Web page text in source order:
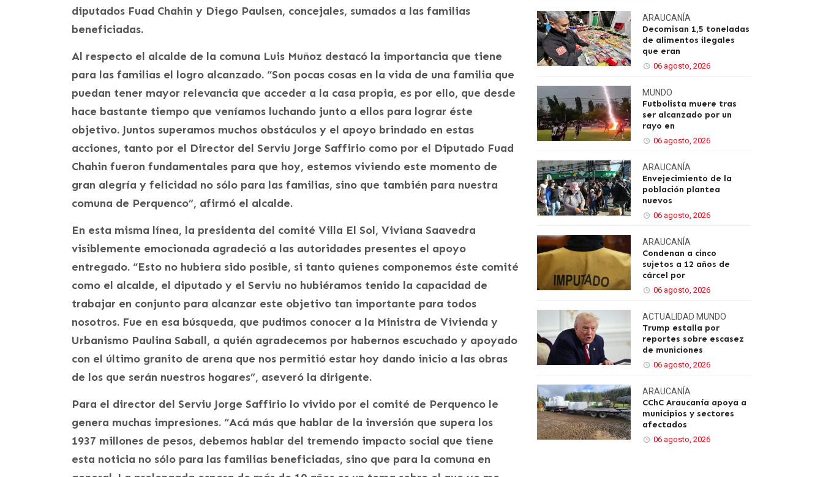
diputados Fuad Chahin y Diego Paulsen, concejales, sumados a las familias
beneficiadas.
Al respecto el alcalde de la comuna Luis Muñoz destacó la importancia que tiene
para las familias el logro alcanzado. “Son pocas cosas en la vida de una familia que
puedan tener mayor relevancia que acceder a la casa propia, es por ello, que desde
hace bastante tiempo que veníamos luchando junto a ellos para lograr éste
objetivo. Juntos superamos muchos obstáculos y el apoyo brindado en estas
acciones, tanto por el Director del Serviu Jorge Saffirio como por el Diputado Fuad
Chahin fueron fundamentales para que hoy, estemos viviendo este momento de
gran alegría y felicidad no sólo para las familias, sino que también para nuestra
comuna de Perquenco”, afirmó el alcalde.
En esta misma línea, la presidenta del comité Villa El Sol, Viviana Saavedra
visiblemente emocionada agradeció a las autoridades presentes el apoyo
entregado. “Esto no hubiera sido posible, si tanto quienes componemos éste comité
como el alcalde, el diputado y el Serviu no hubiéramos tenido la capacidad de
trabajar en conjunto para alcanzar este objetivo tan importante para todos
nosotros. Fue en esa búsqueda, que pudimos conocer a la Ministra de Vivienda y
Urbanismo Paulina Saball, a quién agradecemos por habernos escuchado y apoyado
con el último granito de arena que nos permitió estar hoy dando inicio a las obras
de los que serán nuestros hogares”, aseveró la dirigente.
Para el director del Serviu Jorge Saffirio lo vivido por el comité de Perquenco le
genera muchas impresiones. “Acá más que hablar de la inversión que supera los
1937 millones de pesos, debemos hablar del tremendo impacto social que tiene
esta noticia no sólo para las familias beneficiadas, sino que para la comuna en
ARAUCANÍA
Decomisan 1,5 toneladas
de alimentos ilegales
que eran
06 agosto, 2026
MUNDO
Futbolista muere tras
ser alcanzado por un
rayo en
06 agosto, 2026
ARAUCANÍA
Envejecimiento de la
población plantea
nuevos
06 agosto, 2026
ARAUCANÍA
Condenan a cinco
sujetos a 12 años de
cárcel por
06 agosto, 2026
ACTUALIDAD MUNDO
Trump estalla por
reportes sobre escasez
de municiones
06 agosto, 2026
ARAUCANÍA
CChC Araucanía apoya a
municipios y sectores
afectados
06 agosto, 2026